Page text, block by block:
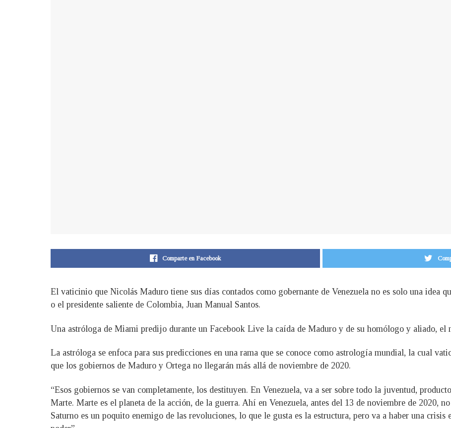
Comparte en Facebook
El vaticinio que Nicolás Maduro tiene sus días contados como gobernante de Venezuela no es solo una idea
o el presidente saliente de Colombia, Juan Manual Santos.
Una astróloga de Miami predijo durante un Facebook Live la caída de Maduro y de su homólogo y aliado, el
La astróloga se enfoca para sus predicciones en una rama que se conoce como astrología mundial, la cual
que los gobiernos de Maduro y Ortega no llegarán más allá de noviembre de 2020.
“Esos gobiernos se van completamente, los destituyen. En Venezuela, va a ser sobre todo la juventud,
Marte. Marte es el planeta de la acción, de la guerra. Ahí en Venezuela, antes del 13 de noviembre de 2020,
Saturno es un poquito enemigo de las revoluciones, lo que le gusta es la estructura, pero va a haber una